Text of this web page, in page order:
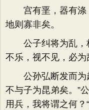
宫有垩，器有涤
地则寡非矣。
公子纠将为乱，
不乐，视不见，必为
公孙弘断发而为
不与子为昆弟矣。”
用兵，我将谓之何？